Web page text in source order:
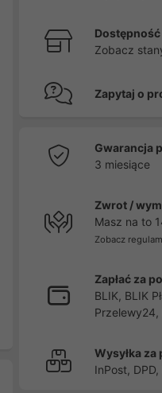
Zobacz
Zapytaj o
Gwarancja
3 miesiące
Zwrot /
Masz na to
Zobacz
Zapłać za
BLIK, BLIK
Przelewy24,
Wysyłka za
InPost, DPD,